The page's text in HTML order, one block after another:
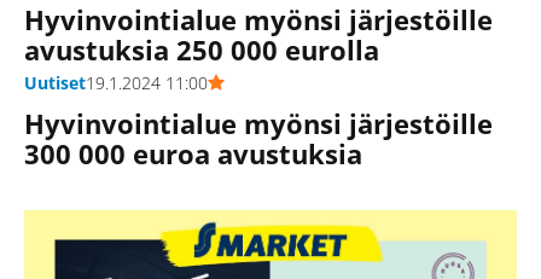
Hyvinvointialue myönsi järjestöille
avustuksia 250 000 eurolla
Uutiset19.1.2024 11:00
Hyvinvointialue myönsi järjestöille
300 000 euroa avustuksia